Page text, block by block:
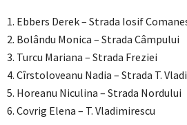
1. Ebbers Derek – Strada Iosif
2. Bolându Monica – Strada Câmpului
3. Turcu Mariana – Strada Freziei
4. Cîrstoloveanu Nadia – Strada T.
5. Horeanu Niculina – Strada Nordului
6. Covrig Elena – T. Vladimirescu